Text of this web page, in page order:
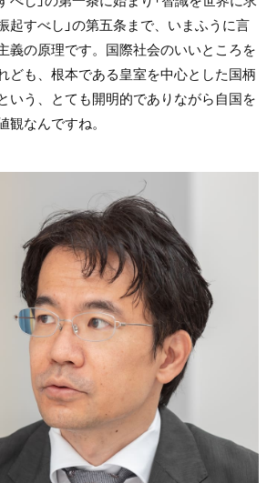
起すべし」の第五条まで、いまふうに言
義の原理です。国際社会のいいところを
ども、根本である皇室を中心とした国柄
いう、とても開明的でありながら自国を
なんですね。